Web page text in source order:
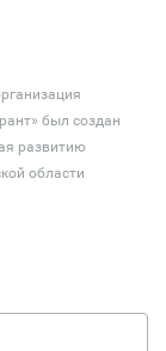
был создан
развитию
области